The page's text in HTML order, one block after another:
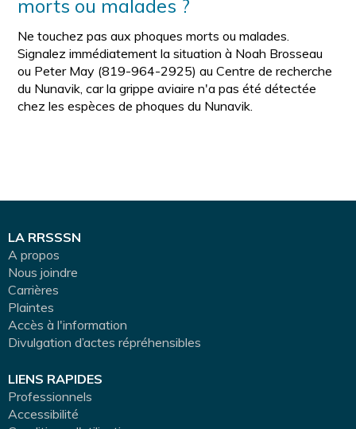
morts ou malades ?
Ne touchez pas aux phoques morts ou malades.
Signalez immédiatement la situation à Noah Brosseau
ou Peter May (819-964-2925) au Centre de recherche
du Nunavik, car la grippe aviaire n'a pas été détectée
chez les espèces de phoques du Nunavik.
LA RRSSSN
A propos
Nous joindre
Carrières
Plaintes
Accès à l'information
Divulgation d’actes répréhensibles
LIENS RAPIDES
Professionnels
Accessibilité